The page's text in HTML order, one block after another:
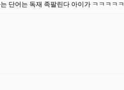
단어는 독재 족팔린다 아이가 ㅋㅋㅋㅋㅋ